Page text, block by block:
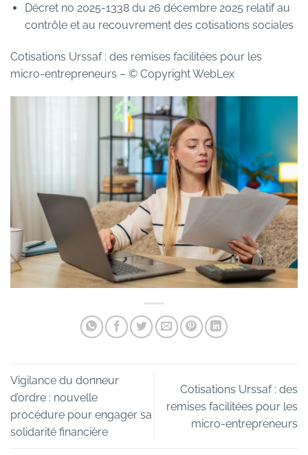
Décret no 2025-1338 du 26 décembre 2025 relatif au
contrôle et au recouvrement des cotisations sociales
Cotisations Urssaf : des remises facilitées pour les
micro-entrepreneurs – © Copyright WebLex
Vigilance du donneur
d’ordre : nouvelle
procédure pour engager sa
solidarité financière
Cotisations Urssaf : des
remises facilitées pour les
micro-entrepreneurs